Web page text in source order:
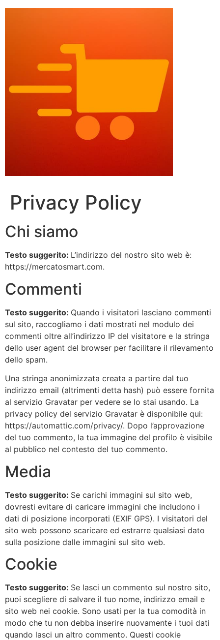
Privacy Policy
Chi siamo
Testo suggerito: L’indirizzo del nostro sito web è:
https://mercatosmart.com.
Commenti
Testo suggerito: Quando i visitatori lasciano commenti
sul sito, raccogliamo i dati mostrati nel modulo dei
commenti oltre all’indirizzo IP del visitatore e la stringa
dello user agent del browser per facilitare il rilevamento
dello spam.
Una stringa anonimizzata creata a partire dal tuo
indirizzo email (altrimenti detta hash) può essere fornita
al servizio Gravatar per vedere se lo stai usando. La
privacy policy del servizio Gravatar è disponibile qui:
https://automattic.com/privacy/. Dopo l’approvazione
del tuo commento, la tua immagine del profilo è visibile
al pubblico nel contesto del tuo commento.
Media
Testo suggerito: Se carichi immagini sul sito web,
dovresti evitare di caricare immagini che includono i
dati di posizione incorporati (EXIF GPS). I visitatori del
sito web possono scaricare ed estrarre qualsiasi dato
sulla posizione dalle immagini sul sito web.
Cookie
Testo suggerito: Se lasci un commento sul nostro sito,
puoi scegliere di salvare il tuo nome, indirizzo email e
sito web nei cookie. Sono usati per la tua comodità in
modo che tu non debba inserire nuovamente i tuoi dati
quando lasci un altro commento. Questi cookie